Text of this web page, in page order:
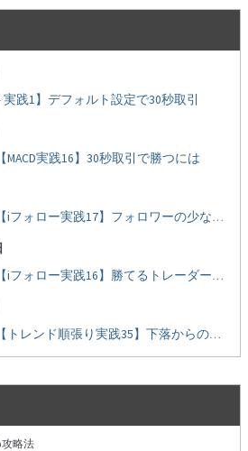
実践1】デフォルト設定で30秒取引
MACD実践16】30秒取引で勝つには
勝てるBO攻略【iフォロー実践17】フォロワーの少ない人をフォローする
勝てるBO攻略【iフォロー実践16】勝てるトレーダーを見抜く
勝てるBO攻略【トレンド順張り実践35】下落からの反発を見極める
攻略法